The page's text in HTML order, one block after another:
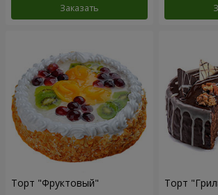
Заказать
Торт "Фруктовый" Торт